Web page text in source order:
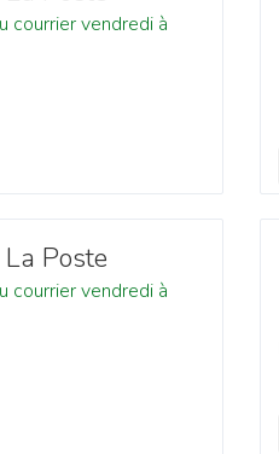
courrier vendredi à
Poste
courrier vendredi à